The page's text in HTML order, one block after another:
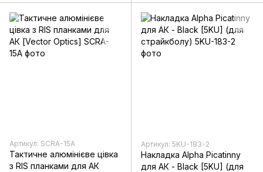
Артикул: SCRA-15A
Тактичне алюмінієве цівка
з RIS планками для АК
Артикул: 5KU-183-2
Накладка Alpha Picatinny
для АК - Black [5KU] (для